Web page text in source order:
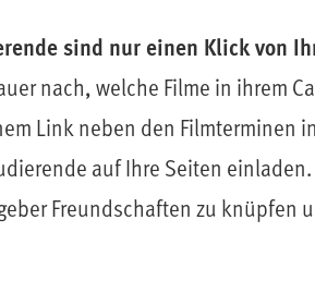
sind nur einen Klick von
nach, welche Filme in ihrem
Link neben den Filmterminen
auf Ihre Seiten
Freundschaften zu knüpfen